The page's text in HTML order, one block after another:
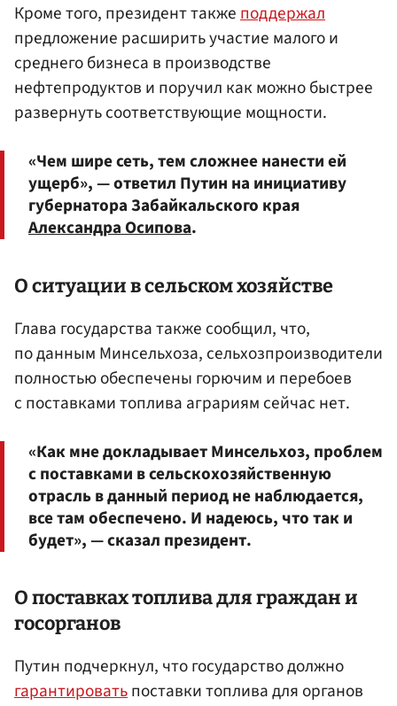
Кроме того, президент такжеподдержал
предложение расширить участие малого и
среднего бизнеса в производстве
нефтепродуктов и поручил как можно быстрее
развернуть соответствующие мощности.
«Чем шире сеть, тем сложнее нанести ей
ущерб», — ответил Путин на инициативу
губернатора Забайкальского края
Александра Осипова.
О ситуации в сельском хозяйстве
Глава государства также сообщил, что,
по данным Минсельхоза, сельхозпроизводители
полностью обеспечены горючим и перебоев
с поставками топлива аграриям сейчас нет.
«Как мне докладывает Минсельхоз, проблем
с поставками в сельскохозяйственную
отрасль в данный период не наблюдается,
все там обеспечено. И надеюсь, что так и
будет», — сказал президент.
О поставках топлива для граждан и
госорганов
Путин подчеркнул, что государство должно
гарантироватьпоставки топлива для органов